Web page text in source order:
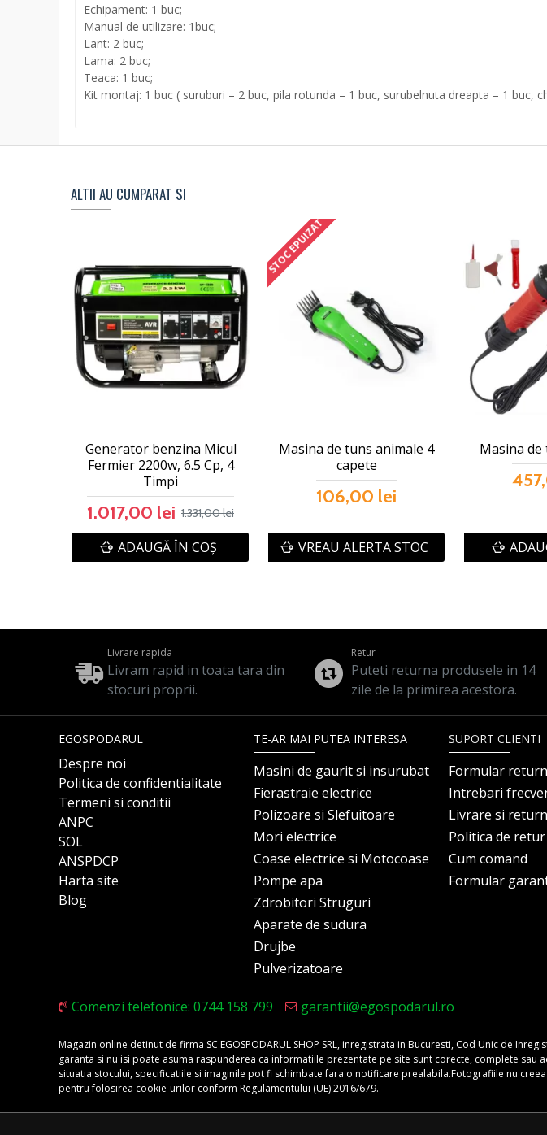
Echipament: 1 buc;
Manual de utilizare: 1buc;
Lant: 2 buc;
Lama: 2 buc;
Teaca: 1 buc;
Kit montaj: 1 buc ( suruburi – 2 buc, pila rotunda – 1 buc, surubelnuta dreapta – 1 buc,
ALTII AU CUMPARAT SI
Generator benzina Micul
Fermier 2200w, 6.5 Cp, 4
Timpi
1.017,00 lei 1.331,00 lei
ADAUGĂ ÎN COŞ
STOC EPUIZAT
Masina de tuns animale 4
capete
106,00 lei
VREAU ALERTA STOC
Masina de
Livrare rapida
Livram rapid in toata tara din
stocuri proprii.
Retur
Puteti returna produsele in 14
zile de la primirea acestora.
EGOSPODARUL
Despre noi
Politica de confidentialitate
Termeni si conditii
ANPC
SOL
ANSPDCP
Harta site
Blog
TE-AR MAI PUTEA INTERESA
Masini de gaurit si insurubat
Fierastraie electrice
Polizoare si Slefuitoare
Mori electrice
Coase electrice si Motocoase
Pompe apa
Zdrobitori Struguri
Aparate de sudura
Drujbe
Pulverizatoare
SUPORT CLIENTI
Formular
Intrebari
Livrare si
Politica de retur
Cum comand
Formular
Comenzi telefonice: 0744 158 799 garantii@egospodarul.ro
Magazin online detinut de firma SC EGOSPODARUL SHOP SRL, inregistrata in Bucuresti, Cod Unic de
garanta si nu isi poate asuma raspunderea ca informatiile prezentate pe site sunt corecte, complete
situatia stocului, specificatiile si imaginile pot fi schimbate fara o notificare prealabila.Fotografiile nu
pentru folosirea cookie-urilor conform Regulamentului (UE) 2016/679.